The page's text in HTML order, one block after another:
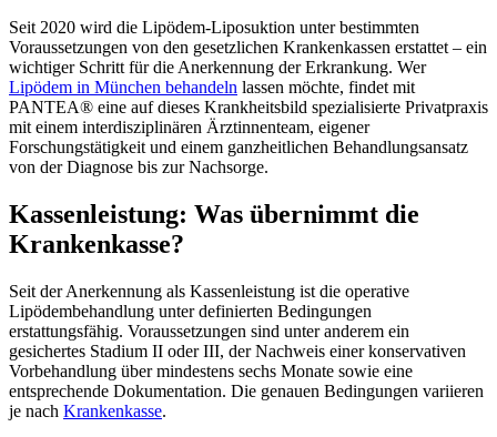
Seit 2020 wird die Lipödem-Liposuktion unter bestimmten
Voraussetzungen von den gesetzlichen Krankenkassen erstattet – ein
wichtiger Schritt für die Anerkennung der Erkrankung. Wer
Lipödem in München behandeln lassen möchte, findet mit
PANTEA® eine auf dieses Krankheitsbild spezialisierte Privatpraxis
mit einem interdisziplinären Ärztinnenteam, eigener
Forschungstätigkeit und einem ganzheitlichen Behandlungsansatz
von der Diagnose bis zur Nachsorge.
Kassenleistung: Was übernimmt die
Krankenkasse?
Seit der Anerkennung als Kassenleistung ist die operative
Lipödembehandlung unter definierten Bedingungen
erstattungsfähig. Voraussetzungen sind unter anderem ein
gesichertes Stadium II oder III, der Nachweis einer konservativen
Vorbehandlung über mindestens sechs Monate sowie eine
entsprechende Dokumentation. Die genauen Bedingungen variieren
je nach Krankenkasse.